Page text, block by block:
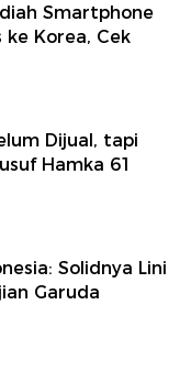
Smartphone
Korea, Cek
Dijual, tapi
Hamka 61
Solidnya Lini
Garuda